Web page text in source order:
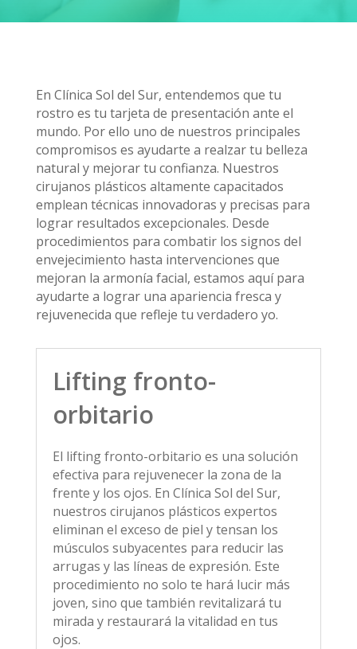
En Clínica Sol del Sur, entendemos que tu
rostro es tu tarjeta de presentación ante el
mundo. Por ello uno de nuestros principales
compromisos es ayudarte a realzar tu belleza
natural y mejorar tu confianza. Nuestros
cirujanos plásticos altamente capacitados
emplean técnicas innovadoras y precisas para
lograr resultados excepcionales. Desde
procedimientos para combatir los signos del
envejecimiento hasta intervenciones que
mejoran la armonía facial, estamos aquí para
ayudarte a lograr una apariencia fresca y
rejuvenecida que refleje tu verdadero yo.
Lifting fronto-
orbitario
El lifting fronto-orbitario es una solución
efectiva para rejuvenecer la zona de la
frente y los ojos. En Clínica Sol del Sur,
nuestros cirujanos plásticos expertos
eliminan el exceso de piel y tensan los
músculos subyacentes para reducir las
arrugas y las líneas de expresión. Este
procedimiento no solo te hará lucir más
joven, sino que también revitalizará tu
mirada y restaurará la vitalidad en tus
ojos.